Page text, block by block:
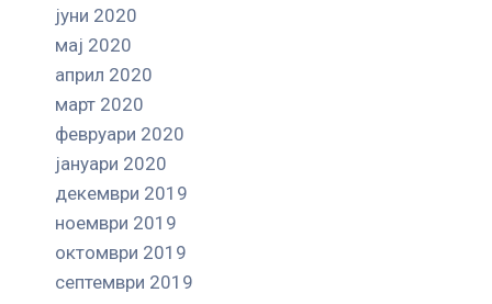
јуни 2020
мај 2020
април 2020
март 2020
февруари 2020
јануари 2020
декември 2019
ноември 2019
октомври 2019
септември 2019